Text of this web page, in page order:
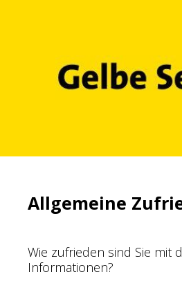
Allgemeine
Wie zufrieden sind Sie mit
Informationen?